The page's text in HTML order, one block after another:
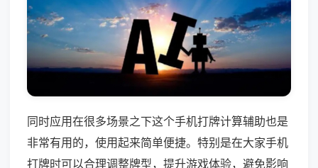
同时应用在很多场景之下这个手机打牌计算辅助也是
非常有用的，使用起来简单便捷。特别是在大家手机
打牌时可以合理调整牌型，提升游戏体验，避免影响